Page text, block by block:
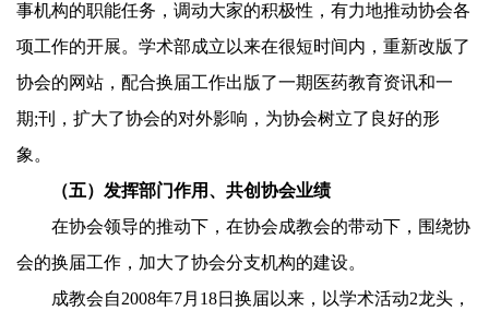
事机构的职能任务，调动大家的积极性，有力地推动协会各
项工作的开展。学术部成立以来在很短时间内，重新改版了
协会的网站，配合换届工作出版了一期医药教育资讯和一
期;刊，扩大了协会的对外影响，为协会树立了良好的形
象。
（五）发挥部门作用、共创协会业绩
在协会领导的推动下，在协会成教会的带动下，围绕协
会的换届工作，加大了协会分支机构的建设。
成教会自2008年7月 18日 换届以来，以学术活动2龙头，